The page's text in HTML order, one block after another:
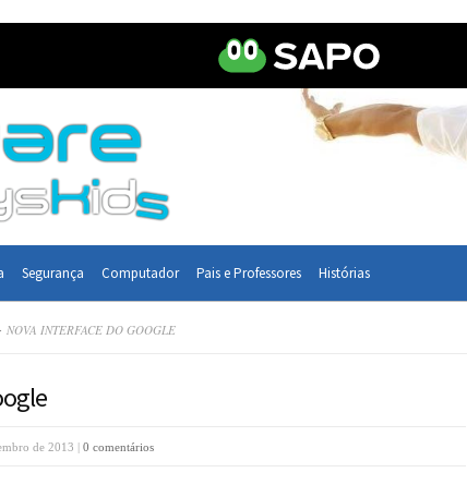
Segurança Computador Pais e Professores Histórias
NOVA INTERFACE DO GOOGLE
de 2013 | 0 comentários